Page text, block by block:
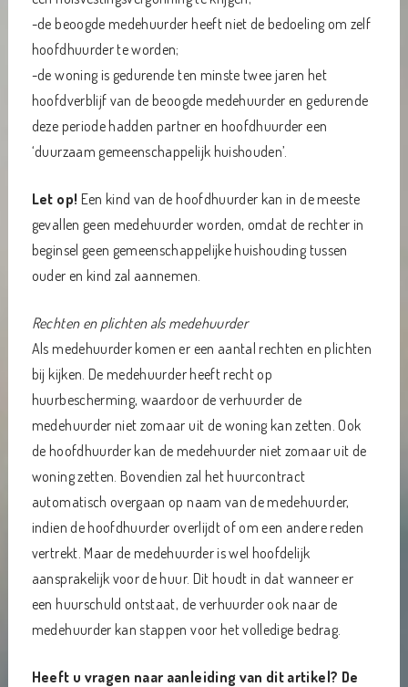
-de beoogde medehuurder heeft niet de bedoeling om zelf
hoofdhuurder te worden;
-de woning is gedurende ten minste twee jaren het
hoofdverblijf van de beoogde medehuurder en gedurende
deze periode hadden partner en hoofdhuurder een
‘duurzaam gemeenschappelijk huishouden’.
Let op! Een kind van de hoofdhuurder kan in de meeste
gevallen geen medehuurder worden, omdat de rechter in
beginsel geen gemeenschappelijke huishouding tussen
ouder en kind zal aannemen.
Rechten en plichten als medehuurder
Als medehuurder komen er een aantal rechten en plichten
bij kijken. De medehuurder heeft recht op
huurbescherming, waardoor de verhuurder de
medehuurder niet zomaar uit de woning kan zetten. Ook
de hoofdhuurder kan de medehuurder niet zomaar uit de
woning zetten. Bovendien zal het huurcontract
automatisch overgaan op naam van de medehuurder,
indien de hoofdhuurder overlijdt of om een andere reden
vertrekt. Maar de medehuurder is wel hoofdelijk
aansprakelijk voor de huur. Dit houdt in dat wanneer er
een huurschuld ontstaat, de verhuurder ook naar de
medehuurder kan stappen voor het volledige bedrag.
Heeft u vragen naar aanleiding van dit artikel? De